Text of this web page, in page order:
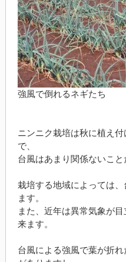
強風で倒れるネギたち
ニンニク栽培は秋に植え
で、
台風はあまり関係ないこ
栽培する地域によっては
ます。
また、近年は異常気象が
来ます。
台風による強風で葉が折